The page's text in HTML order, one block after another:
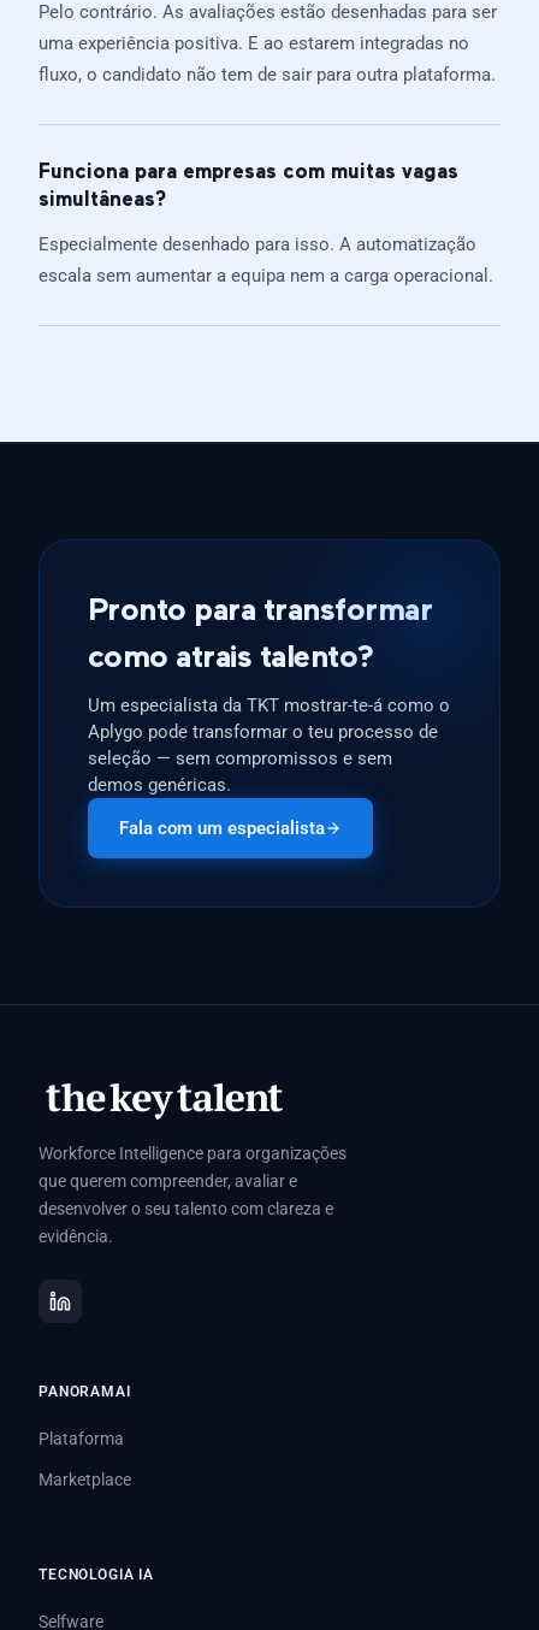
Pelo contrário. As avaliações estão desenhadas para ser
uma experiência positiva. E ao estarem integradas no
fluxo, o candidato não tem de sair para outra plataforma.
Funciona para empresas com muitas vagas
simultâneas?
Especialmente desenhado para isso. A automatização
escala sem aumentar a equipa nem a carga operacional.
Pronto para transformar
como atrais talento?
Um especialista da TKT mostrar-te-á como o
Aplygo pode transformar o teu processo de
seleção — sem compromissos e sem
demos genéricas.
Fala com um especialista
Workforce Intelligence para organizações
que querem compreender, avaliar e
desenvolver o seu talento com clareza e
evidência.
PANORAMAI
Plataforma
Marketplace
TECNOLOGIA IA
Selfware